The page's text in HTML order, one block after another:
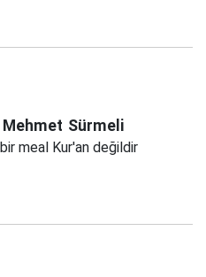
Mehmet Sürmeli
meal Kur'an değildir